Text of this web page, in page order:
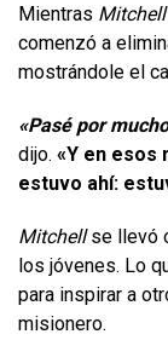
Mientras Mitchell
comenzó a
mostrándole el
«Pasé por
dijo. «Y en esos
estuvo ahí:
Mitchellse llevó
los jóvenes. Lo
para inspirar a
misionero.